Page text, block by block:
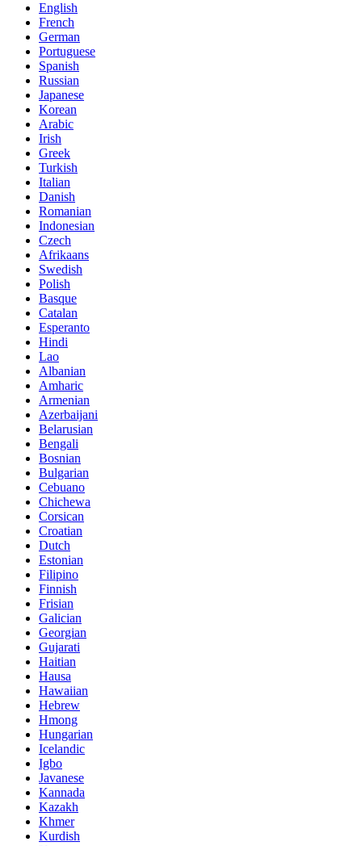
English
French
German
Portuguese
Spanish
Russian
Japanese
Korean
Arabic
Irish
Greek
Turkish
Italian
Danish
Romanian
Indonesian
Czech
Afrikaans
Swedish
Polish
Basque
Catalan
Esperanto
Hindi
Lao
Albanian
Amharic
Armenian
Azerbaijani
Belarusian
Bengali
Bosnian
Bulgarian
Cebuano
Chichewa
Corsican
Croatian
Dutch
Estonian
Filipino
Finnish
Frisian
Galician
Georgian
Gujarati
Haitian
Hausa
Hawaiian
Hebrew
Hmong
Hungarian
Icelandic
Igbo
Javanese
Kannada
Kazakh
Khmer
Kurdish